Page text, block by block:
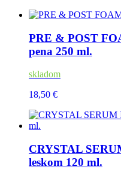
PRE & POST
pena 250 ml.
skladom
18,50 €
CRYSTAL
leskom 120 ml.